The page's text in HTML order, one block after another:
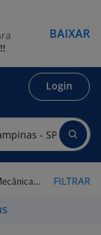
Login
- SP FILTRAR
BAIXAR